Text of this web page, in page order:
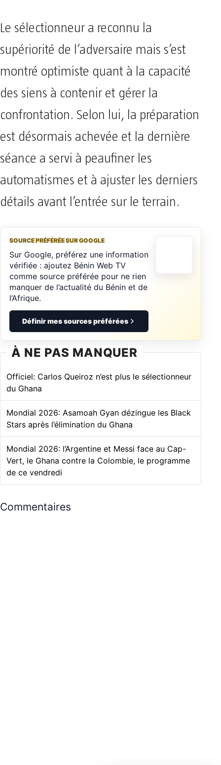
Le sélectionneur a reconnu la
supériorité de l’adversaire mais s’est
montré optimiste quant à la capacité
des siens à contenir et gérer la
confrontation. Selon lui, la préparation
est désormais achevée et la dernière
séance a servi à peaufiner les
automatismes et à ajuster les derniers
détails avant l’entrée sur le terrain.
SOURCE PRÉFÉRÉE SUR GOOGLE
Sur Google, préférez une information
vérifiée : ajoutez Bénin Web TV
comme source préférée pour ne rien
manquer de l’actualité du Bénin et de
l’Afrique.
Définir mes sources préférées
À NE PAS MANQUER
Officiel: Carlos Queiroz n’est plus le sélectionneur
du Ghana
Mondial 2026: Asamoah Gyan dézingue les Black
Stars après l’élimination du Ghana
Mondial 2026: l’Argentine et Messi face au Cap-
Vert, le Ghana contre la Colombie, le programme
de ce vendredi
Commentaires